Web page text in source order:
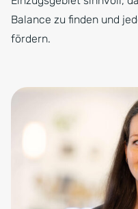
Balance zu finden und
fördern.